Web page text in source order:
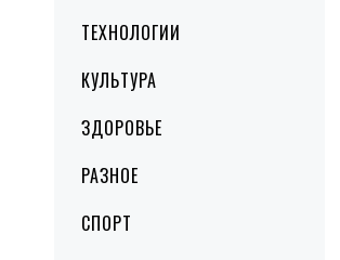
ТЕХНОЛОГИИ
КУЛЬТУРА
ЗДОРОВЬЕ
РАЗНОЕ
СПОРТ